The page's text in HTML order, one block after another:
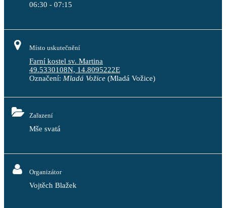
06:30 - 07:15
Místo uskutečnění
Farní kostel sv. Martina
49.5330108N, 14.8095222E
Označení: Mladá Vožice (Mladá Vožice)
Zařazení
Mše svatá
Organizátor
Vojtěch Blažek